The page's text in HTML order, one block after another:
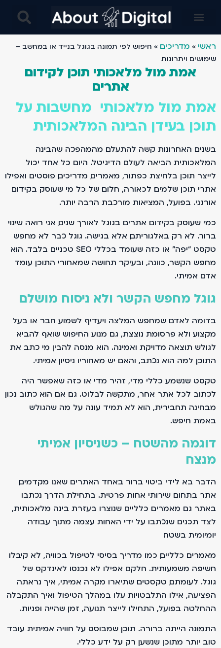
ראשי » מדריכים » חיפוש לפי תמונה בגוגל בנייד או במחשב –
שימושים ויתרונות
אמת מול מלאכותי תוכן לקידום
אתרים
אמת מול מלאכותי מחשבות על
תוכן בעידן הבינה המלאכותית
בשנים האחרונות קשה להתעלם מהמהפכה שהבינה
המלאכותית הביאה לעולם הדיגיטל. היום כל אחד יכול
לייצר תוכן בלחיצת כפתור, מאמרים, מדריכים, פוסטים ואפילו
אתרי תוכן שלמים. לכאורה, חלום של כל מי שעוסק בקידום
אורגני. בפועל, המציאות מורכבת הרבה יותר.
כמי שעוסק בקידום אתרים בגוגל לאורך שנים, אני רואה שינוי
ברור. לא רק באלגוריתם, אלא בגישה. גוגל כבר לא מחפש
טקסט “יפה” או כזה שעומד בכללי SEO טכניים בלבד. הוא
מחפש הקשר, כוונה, ובעיקר תחושה שמאחורי התוכן עומד
אדם אמיתי.
גוגל מחפש הקשר ולא ניסוח מושלם
בדומה לאדם שמחפש המלצה ויעדיף לשמוע חבר או בעל
מקצוע ולא פרסומת נוצצת, גם מנוע החיפוש שואף להביא
לגולש תוצאה מדויקת ואמינה. הוא מנסה להבין מי כתב את
התוכן, למה הוא נכתב, והאם יש מאחוריו ניסיון אמיתי.
טקסט שנשמע כללי מדי, זהיר מדי או כזה שאפשר היה
לכתוב לכל אתר אחר, מתקשה לבלוט. גם אם הוא כתוב נכון
מבחינה תחבירית, הוא לא תמיד עונה על מה שהגולש
באמת חיפש.
דוגמה מהשטח – כשניסיון אמיתי
מנצח
הדבר בא לידי ביטוי ברור באחד האתרים שאנו מקדמים,
אתר בתחום שירותי אחות פרטית. בתחילת הדרך נכתבו
באתר גם מאמרים כלליים שנוצרו בעזרת בינה מלאכותית,
לצד תכנים שנכתבו על ידי האחות עצמה מתוך עבודה
יומיומית בשטח.
מאמרים כלליים, כמו מדריך בסיסי לטיפול בכוויה, לא קיבלו
חשיפה משמעותית. חלקם אפילו לא נכנסו לאינדקס של
גוגל. לעומתם, טקסטים שתיארו מקרה אמיתי, איך נראתה
הפציעה, אילו התלבטויות עלו במהלך הטיפול ואיך התקבלה
ההחלטה בפועל, התחילו לייצר תנועה, זמן שהייה ופניות.
התמונה הייתה ברורה. תוכן שמבוסס על חוויה אמיתית עובד
טוב יותר מתוכן שנשען רק על ידע כללי.